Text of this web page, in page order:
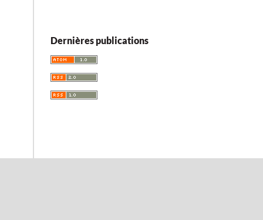
Dernières publications